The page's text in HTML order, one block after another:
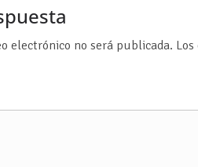
electrónico no será publicada.